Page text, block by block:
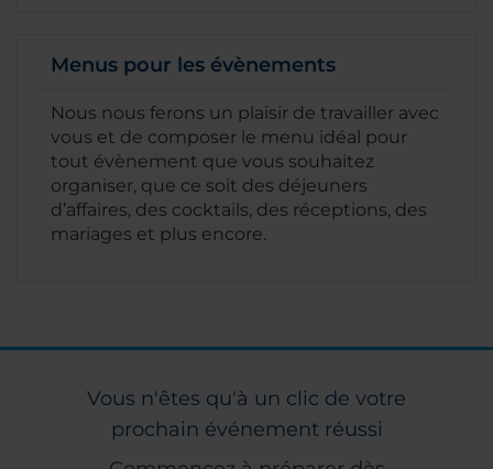
Menus pour les évènements
Nous nous ferons un plaisir de travailler avec
vous et de composer le menu idéal pour
tout évènement que vous souhaitez
organiser, que ce soit des déjeuners
d’affaires, des cocktails, des réceptions, des
mariages et plus encore.
Vous n'êtes qu'à un clic de votre
prochain événement réussi